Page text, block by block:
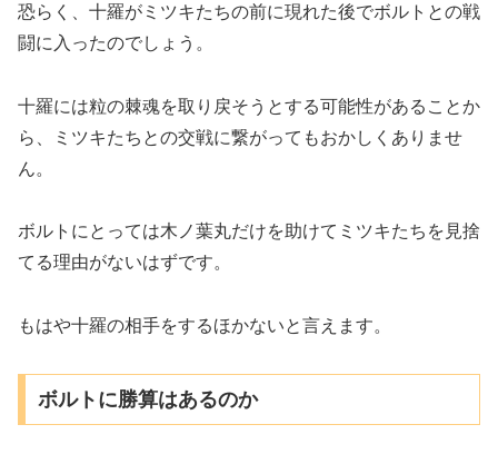
恐らく、十羅がミツキたちの前に現れた後でボルトとの戦
闘に入ったのでしょう。
十羅には粒の棘魂を取り戻そうとする可能性があることか
ら、ミツキたちとの交戦に繋がってもおかしくありませ
ん。
ボルトにとっては木ノ葉丸だけを助けてミツキたちを見捨
てる理由がないはずです。
もはや十羅の相手をするほかないと言えます。
ボルトに勝算はあるのか